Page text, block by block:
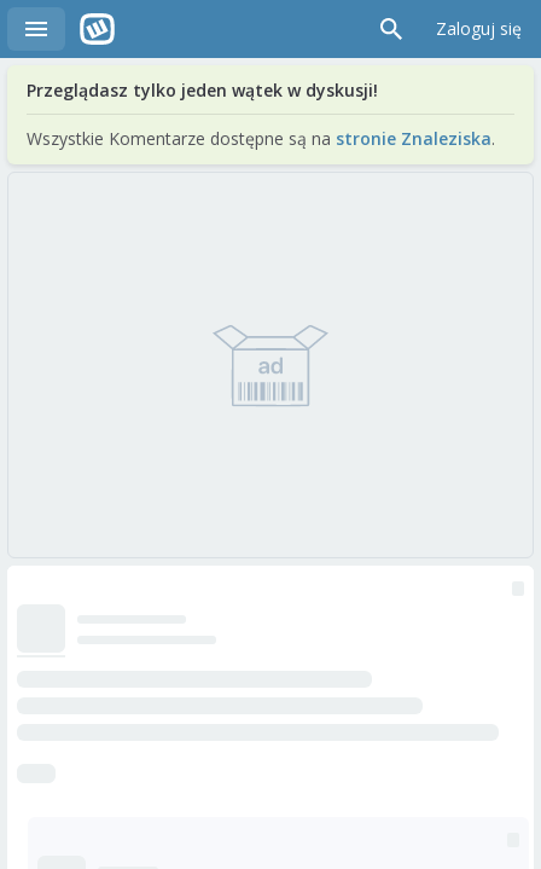
Zaloguj się
Przeglądasz tylko jeden wątek w dyskusji!
Wszystkie Komentarze dostępne są na stronie Znaleziska.